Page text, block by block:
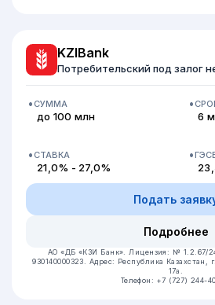
KZIBank
Потребительский под залог
СУММА
до 100 млн 6
СТАВКА
21,0% - 27,0%
Подать
Подробнее
АО «ДБ «КЗИ Банк». Лицензия: № 1.2.67/
930140000323. Адрес: Республика Казахстан,
17а.
Телефон: +7 (727) 244-